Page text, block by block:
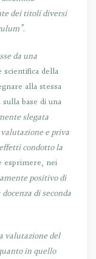
dei titoli diversi
da una
della
alla stessa
base di una
slegata
e priva
condotto la
esprimere, nei
positivo di
di seconda
valutazione del
in quello